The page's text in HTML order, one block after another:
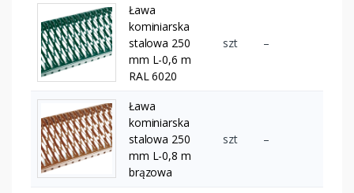
Ława
kominiarska
stalowa 250
mm L-0,6 m
RAL 6020
szt –
Ława
kominiarska
stalowa 250
mm L-0,8 m
brązowa
szt –